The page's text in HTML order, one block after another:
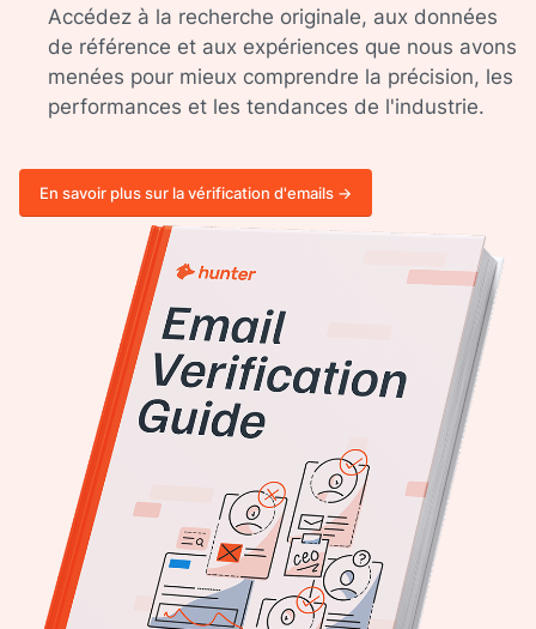
Accédez à la recherche originale, aux données
de référence et aux expériences que nous avons
menées pour mieux comprendre la précision, les
performances et les tendances de l'industrie.
En savoir plus sur la vérification d'emails ->